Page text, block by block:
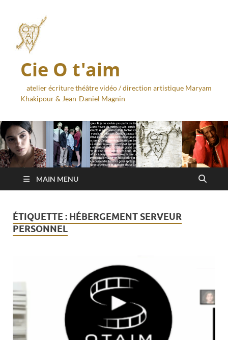
Cie O t'aim
atelier écriture théâtre vidéo / direction artistique Maryam
Khakipour & Jean-Daniel Magnin
MAIN MENU
ÉTIQUETTE : HÉBERGEMENT SERVEUR
PERSONNEL